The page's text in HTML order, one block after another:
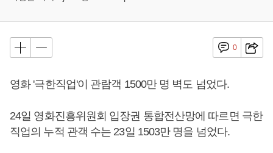
0
영화 '극한직업'이 관람객 1500만 명 벽도 넘었다.
24일 영화진흥위원회 입장권 통합전산망에 따르면 극한
직업의 누적 관객 수는 23일 1503만 명을 넘었다.